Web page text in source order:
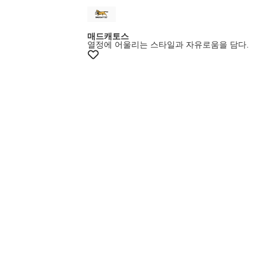
매드캐토스
열정에 어울리는 스타일과 자유로움을 담다.